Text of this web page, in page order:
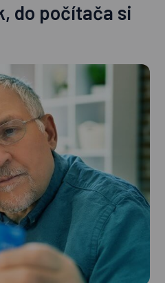
do počítača si